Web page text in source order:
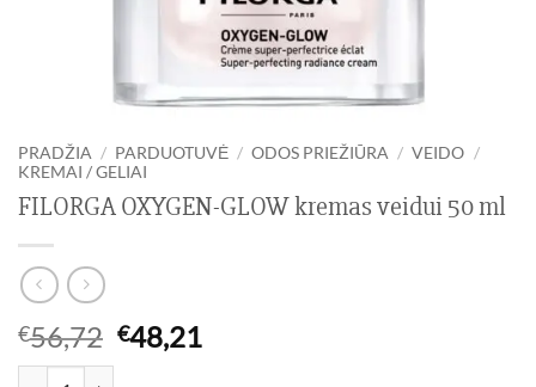
PRADŽIA / PARDUOTUVĖ / ODOS PRIEŽIŪRA / VEIDO /
KREMAI / GELIAI
FILORGA OXYGEN-GLOW kremas veidui 50 ml
€56,72 Original
price
€48,21Current